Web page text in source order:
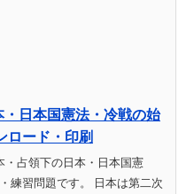
日本国憲法・冷戦の始
ロード・印刷
占領下の日本・日本国憲
練習問題です。 日本は第二次